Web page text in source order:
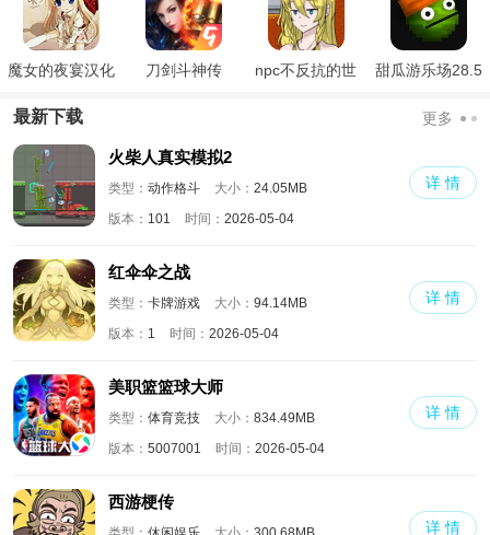
魔女的夜宴汉化
刀剑斗神传
npc不反抗的世
甜瓜游乐场28.5
最新下载 更多
火柴人真实模拟2
类型： 动作格斗 大小： 24.05MB
版本： 101 时间： 2026-05-04
详 情
红伞伞之战
类型： 卡牌游戏 大小： 94.14MB
版本： 1 时间： 2026-05-04
详 情
美职篮篮球大师
类型： 体育竞技 大小： 834.49MB
版本： 5007001 时间： 2026-05-04
详 情
西游梗传
详 情